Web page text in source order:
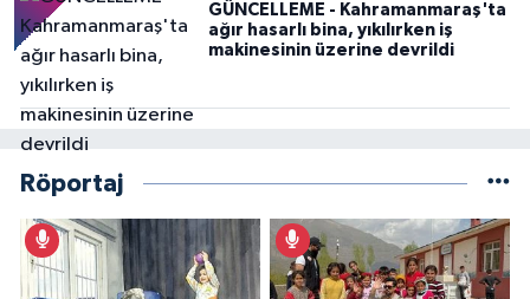
GÜNCELLEME - Kahramanmaraş'ta
ağır hasarlı bina, yıkılırken iş
makinesinin üzerine devrildi
Röportaj